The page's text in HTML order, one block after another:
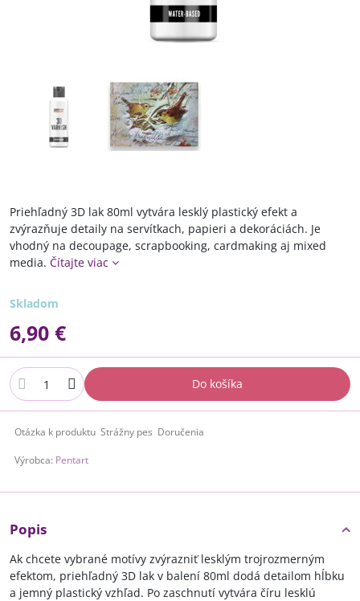
Priehľadný 3D lak 80ml vytvára lesklý plastický efekt a
zvýrazňuje detaily na servítkach, papieri a dekoráciách. Je
vhodný na decoupage, scrapbooking, cardmaking aj mixed
media. Čítajte viac
Skladom
6,90 €
Do košíka
Otázka k produktu Strážny pes Doručenia
Výrobca: Pentart
Popis
Ak chcete vybrané motívy zvýrazniť lesklým trojrozmerným
efektom, priehľadný 3D lak v balení 80ml dodá detailom hĺbku
a jemný plastický vzhľad. Po zaschnutí vytvára číru lesklú